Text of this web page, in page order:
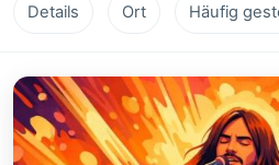
Details Ort Häufig